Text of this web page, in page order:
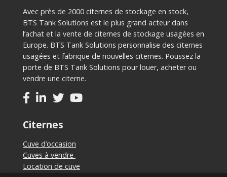
Avec près de 2000 citernes de stockage en stock,
BTS Tank Solutions est le plus grand acteur dans
l’achat et la vente de citernes de stockage usagées en
Europe. BTS Tank Solutions personnalise des citernes
usagées et fabrique de nouvelles citernes. Poussez la
porte de BTS Tank Solutions pour louer, acheter ou
vendre une citerne.
Citernes
Cuve d’occasion
Cuves à vendre
Location de cuve